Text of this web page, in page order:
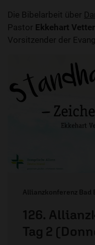
Die Bibelarbeit über
Pastor Ekkehart Vetter
Vorsitzender der
Allianzkonferenz Bad
126.
Tag 2